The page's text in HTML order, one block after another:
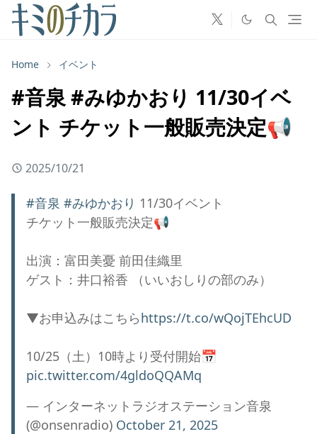
Home イベント
#音泉 #みゆかおり 11/30イベ
ント チケット一般販売決定📢
2025/10/21
#音泉 #みゆかおり 11/30イベント
チケット一般販売決定📢
出演：富田美憂 前田佳織里
ゲスト：井口裕香 （いいおしりの部のみ）
▼お申込みはこちらhttps://t.co/wQojTEhcUD
10/25（土）10時より受付開始📅
pic.twitter.com/4gldoQQAMq
— インターネットラジオステーション音泉
(@onsenradio) October 21, 2025